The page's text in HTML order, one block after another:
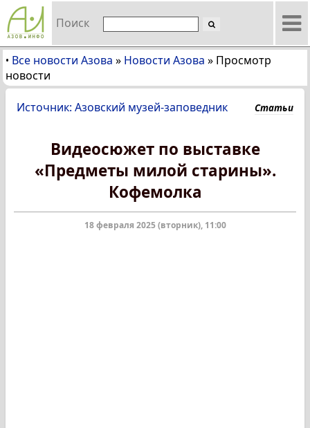
Поиск
• Все новости Азова » Новости Азова » Просмотр
новости
Источник: Азовский музей-заповедник Статьи
Видеосюжет по выставке
«Предметы милой старины».
Кофемолка
18 февраля 2025 (вторник), 11:00